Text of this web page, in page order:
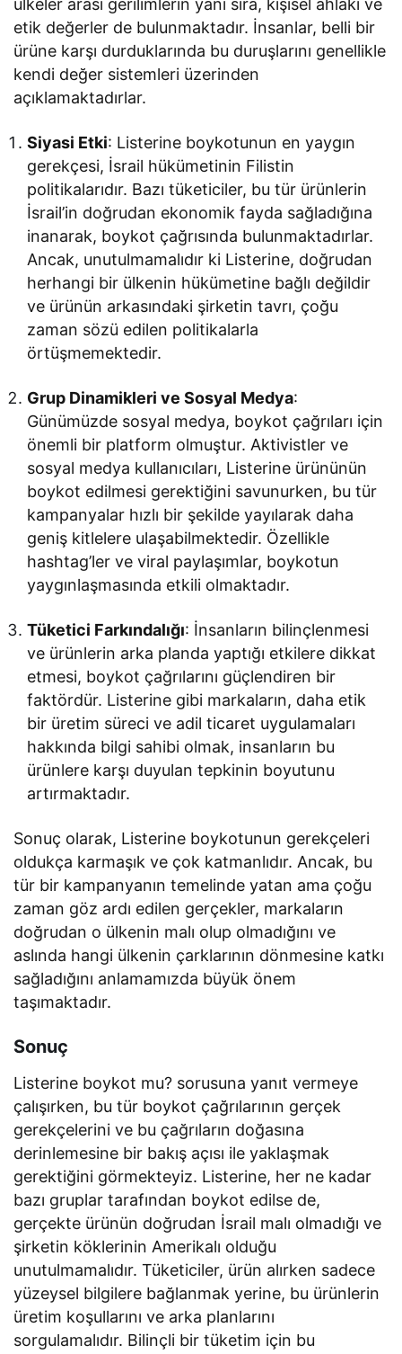
etik değerler de bulunmaktadır. İnsanlar, belli bir
ürüne karşı durduklarında bu duruşlarını genellikle
kendi değer sistemleri üzerinden
açıklamaktadırlar.
Siyasi Etki: Listerine boykotunun en yaygın
gerekçesi, İsrail hükümetinin Filistin
politikalarıdır. Bazı tüketiciler, bu tür ürünlerin
İsrail’in doğrudan ekonomik fayda sağladığına
inanarak, boykot çağrısında bulunmaktadırlar.
Ancak, unutulmamalıdır ki Listerine, doğrudan
herhangi bir ülkenin hükümetine bağlı değildir
ve ürünün arkasındaki şirketin tavrı, çoğu
zaman sözü edilen politikalarla
örtüşmemektedir.
Grup Dinamikleri ve Sosyal Medya:
Günümüzde sosyal medya, boykot çağrıları için
önemli bir platform olmuştur. Aktivistler ve
sosyal medya kullanıcıları, Listerine ürününün
boykot edilmesi gerektiğini savunurken, bu tür
kampanyalar hızlı bir şekilde yayılarak daha
geniş kitlelere ulaşabilmektedir. Özellikle
hashtag’ler ve viral paylaşımlar, boykotun
yaygınlaşmasında etkili olmaktadır.
Tüketici Farkındalığı: İnsanların bilinçlenmesi
ve ürünlerin arka planda yaptığı etkilere dikkat
etmesi, boykot çağrılarını güçlendiren bir
faktördür. Listerine gibi markaların, daha etik
bir üretim süreci ve adil ticaret uygulamaları
hakkında bilgi sahibi olmak, insanların bu
ürünlere karşı duyulan tepkinin boyutunu
artırmaktadır.
Sonuç olarak, Listerine boykotunun gerekçeleri
oldukça karmaşık ve çok katmanlıdır. Ancak, bu
tür bir kampanyanın temelinde yatan ama çoğu
zaman göz ardı edilen gerçekler, markaların
doğrudan o ülkenin malı olup olmadığını ve
aslında hangi ülkenin çarklarının dönmesine katkı
sağladığını anlamamızda büyük önem
taşımaktadır.
Sonuç
Listerine boykot mu? sorusuna yanıt vermeye
çalışırken, bu tür boykot çağrılarının gerçek
gerekçelerini ve bu çağrıların doğasına
derinlemesine bir bakış açısı ile yaklaşmak
gerektiğini görmekteyiz. Listerine, her ne kadar
bazı gruplar tarafından boykot edilse de,
gerçekte ürünün doğrudan İsrail malı olmadığı ve
şirketin köklerinin Amerikalı olduğu
unutulmamalıdır. Tüketiciler, ürün alırken sadece
yüzeysel bilgilere bağlanmak yerine, bu ürünlerin
üretim koşullarını ve arka planlarını
sorgulamalıdır. Bilinçli bir tüketim için bu